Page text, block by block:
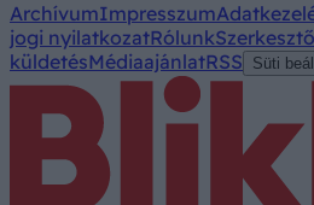
ArchívumImpresszum
jogi nyilatkozatRólunk
küldetésMédiaajánlatRSS Süti